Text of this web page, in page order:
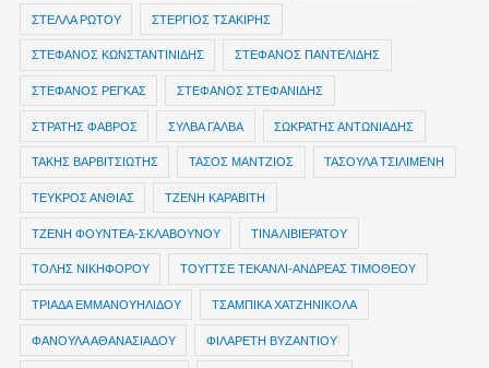
ΣΤΕΛΛΑ ΡΩΤΟΥ ΣΤΕΡΓΙΟΣ ΤΣΑΚΙΡΗΣ
ΣΤΕΦΑΝΟΣ ΚΩΝΣΤΑΝΤΙΝΙΔΗΣ ΣΤΕΦΑΝΟΣ ΠΑΝΤΕΛΙΔΗΣ
ΣΤΕΦΑΝΟΣ ΡΕΓΚΑΣ ΣΤΕΦΑΝΟΣ ΣΤΕΦΑΝΙΔΗΣ
ΣΤΡΑΤΗΣ ΦΑΒΡΟΣ ΣΥΛΒΑ ΓΑΛΒΑ ΣΩΚΡΑΤΗΣ ΑΝΤΩΝΙΑΔΗΣ
ΤΑΚΗΣ ΒΑΡΒΙΤΣΙΩΤΗΣ ΤΑΣΟΣ ΜΑΝΤΖΙΟΣ ΤΑΣΟΥΛΑ ΤΣΙΛΙΜΕΝΗ
ΤΕΥΚΡΟΣ ΑΝΘΙΑΣ ΤΖΕΝΗ ΚΑΡΑΒΙΤΗ
ΤΖΕΝΗ ΦΟΥΝΤΕΑ-ΣΚΛΑΒΟΥΝΟΥ ΤΙΝΑ ΛΙΒΙΕΡΑΤΟΥ
ΤΟΛΗΣ ΝΙΚΗΦΟΡΟΥ ΤΟΥΓΤΣΕ ΤΕΚΑΝΛΙ-ΑΝΔΡΕΑΣ ΤΙΜΟΘΕΟΥ
ΤΡΙΑΔΑ ΕΜΜΑΝΟΥΗΛΙΔΟΥ ΤΣΑΜΠΙΚΑ ΧΑΤΖΗΝΙΚΟΛΑ
ΦΑΝΟΥΛΑ ΑΘΑΝΑΣΙΑΔΟΥ ΦΙΛΑΡΕΤΗ ΒΥΖΑΝΤΙΟΥ